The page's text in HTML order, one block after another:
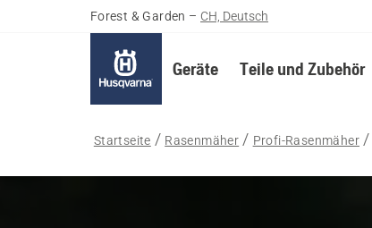
Forest & Garden – CH, Deutsch
Geräte Teile und Zubehör
Startseite Rasenmäher Profi-Rasenmäher